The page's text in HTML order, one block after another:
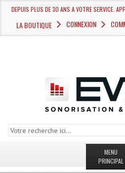
DEPUIS PLUS DE 30 ANS A VOTRE SERVICE.
LA BOUTIQUE CONNEXION
MENU
PRINCIPAL